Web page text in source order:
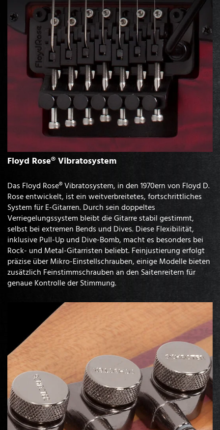
Floyd Rose® Vibratosystem
Das Floyd Rose® Vibratosystem, in den 1970ern von Floyd D.
Rose entwickelt, ist ein weitverbreitetes, fortschrittliches
System für E-Gitarren. Durch sein doppeltes
Verriegelungssystem bleibt die Gitarre stabil gestimmt,
selbst bei extremen Bends und Dives. Diese Flexibilität,
inklusive Pull-Up und Dive-Bomb, macht es besonders bei
Rock- und Metal-Gitarristen beliebt. Feinjustierung erfolgt
präzise über Mikro-Einstellschrauben, einige Modelle bieten
zusätzlich Feinstimmschrauben an den Saitenreitern für
genaue Kontrolle der Stimmung.